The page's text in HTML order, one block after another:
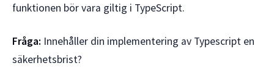
funktionen bör vara giltig i TypeScript.
Fråga: Innehåller din implementering av Typescript en
säkerhetsbrist?